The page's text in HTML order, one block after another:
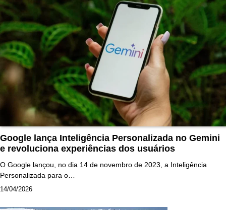
Google lança Inteligência Personalizada no Gemini
e revoluciona experiências dos usuários
O Google lançou, no dia 14 de novembro de 2023, a Inteligência
Personalizada para o…
14/04/2026